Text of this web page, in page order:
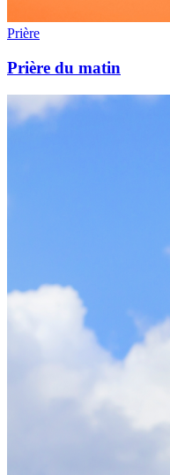
Prière
Prière du matin